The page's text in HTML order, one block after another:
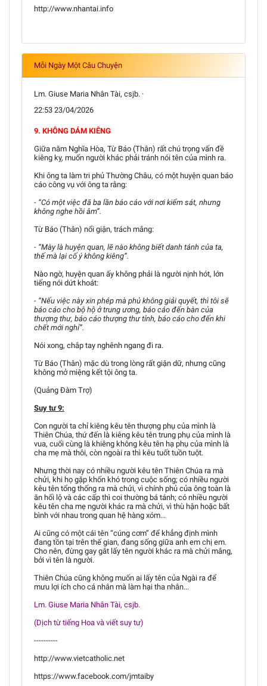
http://www.nhantai.info
Mỗi Ngày Một Câu Chuyện
Lm. Giuse Maria Nhân Tài, csjb. ·
22:53 23/04/2026
9. KHÔNG DÁM KIÊNG
Giữa năm Nghĩa Hòa, Từ Báo (Thân) rất chú trọng vấn đề
kiêng kỵ, muốn người khác phải tránh nói tên của mình ra.
Khi ông ta làm tri phủ Thường Châu, có một huyện quan báo
cáo công vụ với ông ta rằng:
- “Có một việc đã ba lần báo cáo với nơi kiểm sát, nhưng
không nghe hồi âm”.
Từ Báo (Thân) nổi giận, trách mắng:
- “Mày là huyện quan, lẽ nào không biết danh tánh của ta,
thế mà lại cố ý không kiêng”.
Nào ngờ, huyện quan ấy không phải là người nịnh hót, lớn
tiếng nói dứt khoát:
- “Nếu việc này xin phép mà phủ không giải quyết, thì tôi sẽ
báo cáo cho bộ hộ ở trung ương, báo cáo đến bàn của
thượng thư, báo cáo thượng thư tỉnh, báo cáo cho đến khi
chết mới nghỉ”.
Nói xong, chắp tay nghênh ngang đi ra.
Từ Báo (Thân) mặc dù trong lòng rất giận dữ, nhưng cũng
không mở miệng kết tội ông ta.
(Quảng Đàm Trợ)
Suy tư 9:
Con người ta chỉ kiêng kêu tên thượng phụ của mình là
Thiên Chúa, thứ đến là kiêng kêu tên trung phụ của mình là
vua, cuối cùng là khiêng không kêu tên hạ phụ của mình là
cha mẹ mà thôi, còn ngoài ra thì kêu tuốt tuồn tuột.
Nhưng thời nay có nhiều người kêu tên Thiên Chúa ra mà
chửi, khi họ gặp khốn khó trong cuộc sống; có nhiều người
kêu tên tổng thống ra mà chửi, vì chính phủ của ông toàn là
ăn hối lộ và các cấp thì coi thường bá tánh; có nhiều người
kêu tên cha mẹ người khác ra mà chửi, vì thù hận hoặc bất
bình với nhau trong quan hệ hàng xóm...
Ai cũng có một cái tên “cúng cơm” để khẳng định mình
đang tồn tại trên thế gian, đang sống giữa anh em chị em.
Cho nên, đừng gay gắt lấy tên người khác ra mà chửi mắng,
bởi vì tên là người.
Thiên Chúa cũng không muốn ai lấy tên của Ngài ra để
mưu lợi ích cho cá nhân mà làm hại tha nhân...
Lm. Giuse Maria Nhân Tài, csjb.
(Dịch từ tiếng Hoa và viết suy tư)
----------
http://www.vietcatholic.net
https://www.facebook.com/jmtaiby